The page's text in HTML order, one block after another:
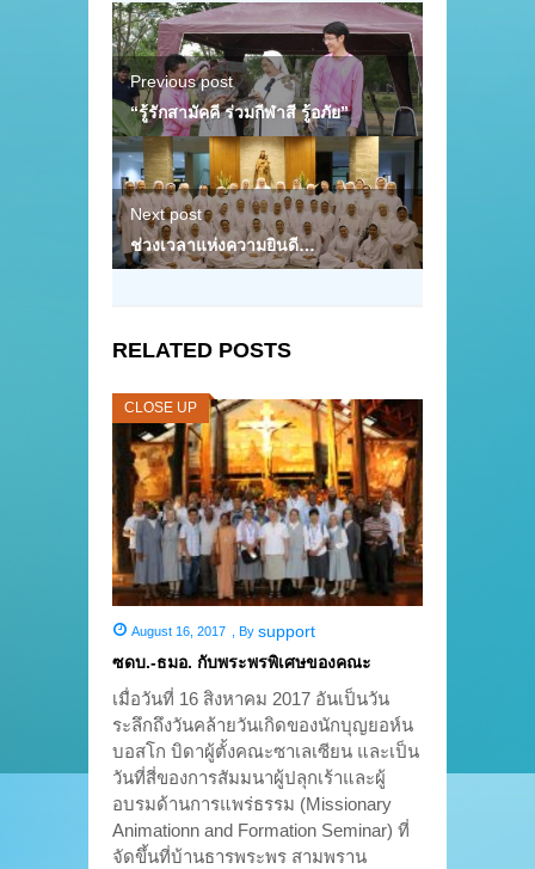
Previous post
“รู้รักสามัคคี ร่วมกีฬาสี รู้อภัย”
Next post
ช่วงเวลาแห่งความยินดี…
RELATED POSTS
CLOSE UP
August 16, 2017 , By support
ซดบ.-ธมอ. กับพระพรพิเศษของคณะ
เมื่อวันที่ 16 สิงหาคม 2017 อันเป็นวัน
ระลึกถึงวันคล้ายวันเกิดของนักบุญยอห์น
บอสโก บิดาผู้ตั้งคณะซาเลเซียน และเป็น
วันที่สี่ของการสัมมนาผู้ปลุกเร้าและผู้
อบรมด้านการแพร่ธรรม (Missionary
Animationn and Formation Seminar) ที่
จัดขึ้นที่บ้านธารพระพร สามพราน